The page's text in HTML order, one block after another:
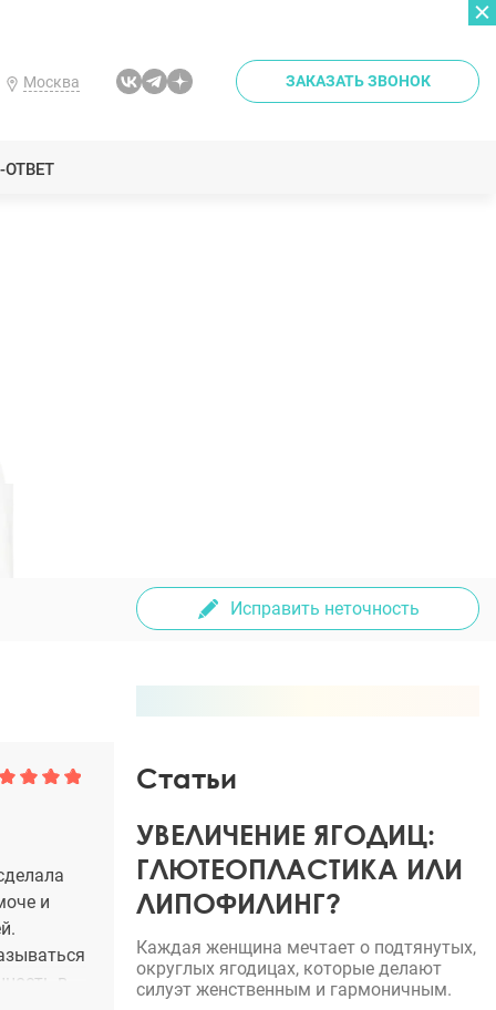
Москва ЗАКАЗАТЬ ЗВОНОК
Исправить неточность
и
в
Статьи
УВЕЛИЧЕНИЕ ЯГОДИЦ:
ГЛЮТЕОПЛАСТИКА ИЛИ
ЛИПОФИЛИНГ?
Каждая женщина мечтает о подтянутых,
округлых ягодицах, которые делают
силуэт женственным и гармоничным.